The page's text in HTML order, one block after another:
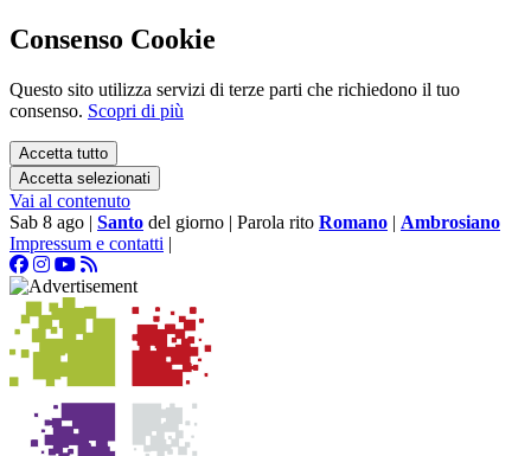
Consenso Cookie
Questo sito utilizza servizi di terze parti che richiedono il tuo
consenso. Scopri di più
Accetta tutto
Accetta selezionati
Vai al contenuto
Sab 8 ago | Santo del giorno | Parola rito Romano | Ambrosiano
Impressum e contatti |